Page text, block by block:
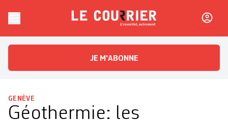
Le CourrierL'essentiel, autrement
JE M'ABONNE
GENÈVE
Géothermie: les